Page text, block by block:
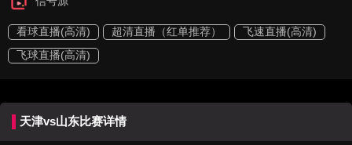
看球直播(高清) 超清直播（红单推荐）
飞速直播(高清)
飞球直播(高清)
天津vs山东比赛详情